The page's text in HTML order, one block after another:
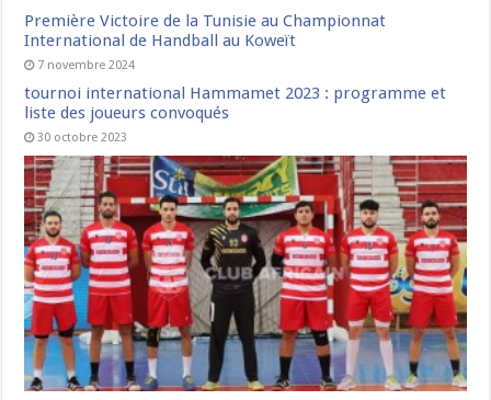
Première Victoire de la Tunisie au Championnat
International de Handball au Koweït
7 novembre 2024
tournoi international Hammamet 2023 : programme et
liste des joueurs convoqués
30 octobre 2023